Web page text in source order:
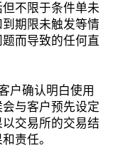
不限于条件单未
期限未触发等情
而导致的任何直
户确认明白使用
与客户预先设定
交易所的交易结
责任。